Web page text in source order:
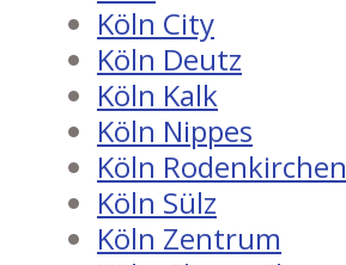
Köln City
Köln Deutz
Köln Kalk
Köln Nippes
Köln Rodenkirchen
Köln Sülz
Köln Zentrum